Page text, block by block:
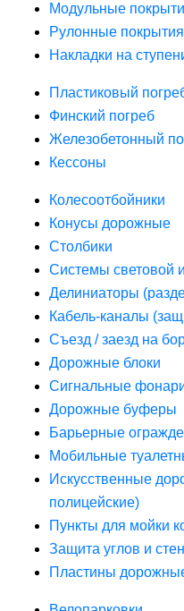
Модульные
Рулонные покрытия
Накладки на
Пластиковый
Финский погреб
Железобетонный
Кессоны
Колесоотбойники
Конусы дорожные
Столбики
Системы световой
Делиниаторы
Кабель-каналы
Съезд / заезд на
Дорожные блоки
Сигнальные
Дорожные буферы
Барьерные
Мобильные
Искусственные
полицейские)
Пункты для мойки
Защита углов и
Пластины